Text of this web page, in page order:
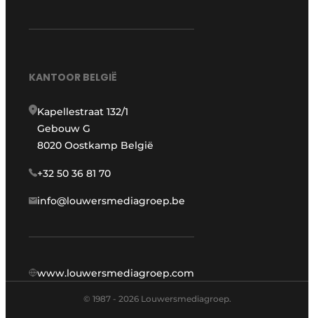
KANTOOR BELGIË
Kapellestraat 132/1
Gebouw G
8020 Oostkamp België
+32 50 36 81 70
info@louwersmediagroep.be
www.louwersmediagroep.com
© 1987 - 2026 Louwersmediagroep.